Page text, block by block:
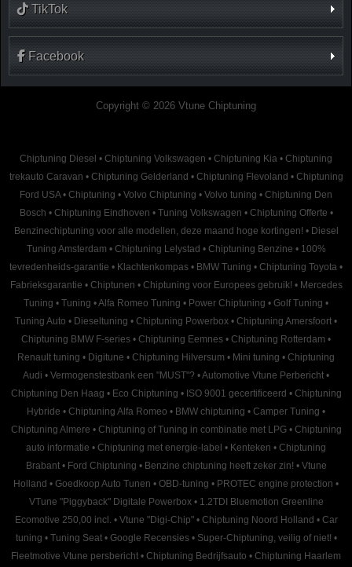
TikTok
Facebook
Copyright © 2026 Vtune Chiptuning
Chiptuning Diesel • Chiptuning Volkswagen • Chiptuning Kia • Chiptuning
trekauto Caravan • Chiptuning Gelderland • Chiptuning Flevoland • Chiptuning
Ford USA • Chiptuning • Volvo Chiptuning • Volvo tuning • Chiptuning Den
Bosch • Chiptuning Eindhoven • Tuning Volkswagen • Chiptuning Offerte •
Benzinechiptuning voor alle modellen, deze maand hoge kortingen! • Diesel
Tuning Amsterdam • Chiptuning Lelystad • Chiptuning Benzine • 100%
tevredenheids-garantie • Klachtenkompas • BMW Tuning • Chiptuning Toyota •
Fabrieksgarantie • Chiptunen • Chiptuning voor Europees gebruik! • Mercedes
Tuning • Tuning •Alfa Romeo Tuning • Power Chiptuning • Golf Tuning •
Tuning Auto • Dieseltuning • Chiptuning Powerbox • Chiptuning Amersfoort •
Chiptuning BMW F-series • Chiptuning Eemnes • Chiptuning Rotterdam •
Renault tuning • Digitune • Chiptuning Hilversum • Mini tuning • Chiptuning
Audi • Vermogenstestbank een "MUST"? •Automotive Vtune Perbericht •
Chiptuning Den Haag • Eco Chiptuning • ISO 9001 gecertificeerd • Chiptuning
Hybride • Chiptuning Alfa Romeo • BMW chiptuning • Camper Tuning •
Chiptuning Almere • Chiptuning of Tuning in combinatie met LPG • Chiptuning
auto informatie • Chiptuning met energie-label • Kenteken • Chiptuning
Brabant • Ford Chiptuning • Benzine chiptuning heeft zeker zin! • Vtune
Holland • Goedkoop Auto Tunen • OBD-tuning • PROTEC engine protection •
VTune "Piggyback" Digitale Powerbox • 1.2TDI Bluemotion Greenline
Ecomotive 250,00 incl. • Vtune "Digi-Chip" • Chiptuning Noord Holland • Car
tuning • Tuning Seat • Google Recensies • Super-Chiptuning, veilig of niet! •
Fleetmotive Vtune persbericht • Chiptuning Bedrijfsauto • Chiptuning Haarlem